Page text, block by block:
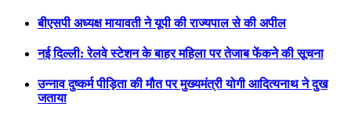
बीएसपी अध्यक्ष मायावती ने यूपी की राज्यपाल से की अपील
नई दिल्ली: रेलवे स्टेशन के बाहर महिला पर तेजाब फेंकने की सूचना
उन्नाव दुष्कर्म पीड़िता की मौत पर मुख्यमंत्री योगी आदित्यनाथ ने दुख
जताया